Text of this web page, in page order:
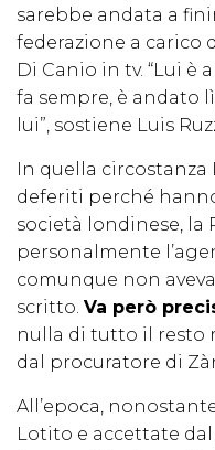
sarebbe andata a
federazione a carico
Di Canio in tv. “Lui è
fa sempre, è andato
lui”, sostiene Luis
In quella
deferiti perché
società londinese, la
personalmente
comunque non
scritto. Va però
nulla di tutto il resto
dal procuratore di
All’epoca,
Lotito e accettate